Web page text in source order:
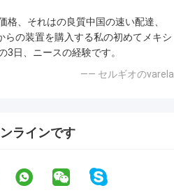
格、それはの良質中国の速い配達、
らの装置を購入する私の初めてメキシ
3日、ニースの経験です。
—— セルギオのvarela
ラインです